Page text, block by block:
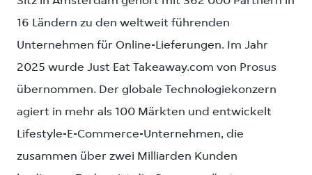
16 Ländern zu den weltweit führenden
Unternehmen für Online-Lieferungen. Im Jahr
2025 wurde Just Eat Takeaway.com von Prosus
übernommen. Der globale Technologiekonzern
agiert in mehr als 100 Märkten und entwickelt
Lifestyle-E-Commerce-Unternehmen, die
zusammen über zwei Milliarden Kunden